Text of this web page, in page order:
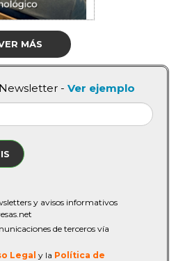
MÁS
- Ver ejemplo
y avisos informativos
de terceros vía
Legal y la Política de